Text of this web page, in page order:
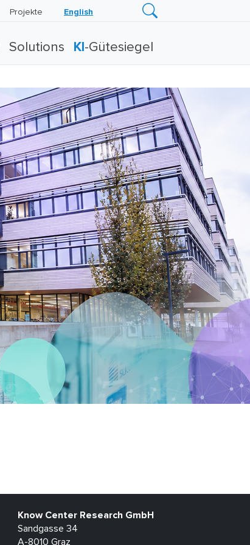
Projekte English
Solutions KI -Gütesiegel
Know Center Research GmbH
Sandgasse 34
A-8010 Graz